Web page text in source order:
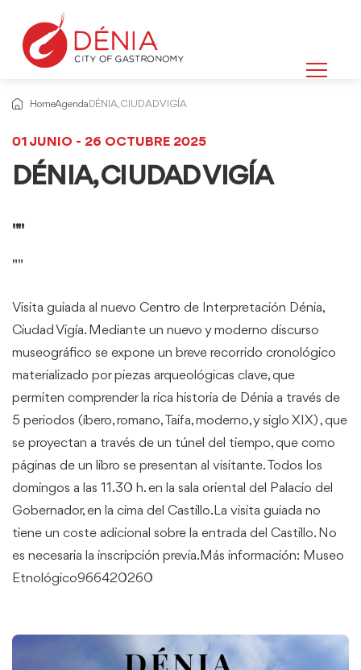
HomeAgenda DÉNIA, CIUDAD VIGÍA
01 JUNIO - 26 OCTUBRE 2025
DÉNIA, CIUDAD VIGÍA
""
""
Visita guiada al nuevo Centro de Interpretación Dénia,
Ciudad Vigía. Mediante un nuevo y moderno discurso
museográfico se expone un breve recorrido cronológico
materializado por piezas arqueológicas clave, que
permiten comprender la rica historia de Dénia a través de
5 periodos (íbero, romano, Taifa, moderno, y siglo XIX) , que
se proyectan a través de un túnel del tiempo, que como
páginas de un libro se presentan al visitante. Todos los
domingos a las 11.30 h. en la sala oriental del Palacio del
Gobernador, en la cima del Castillo.La visita guiada no
tiene un coste adicional sobre la entrada del Castillo. No
es necesaria la inscripción previa.Más información: Museo
Etnológico966420260